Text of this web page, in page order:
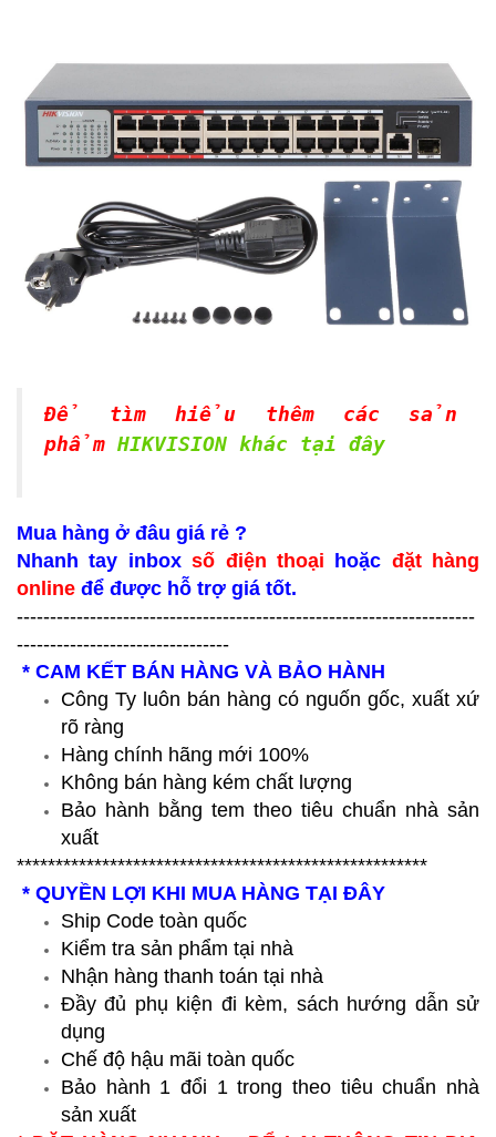
Để tìm hiểu thêm các sản
phẩm HIKVISION khác tại đây
Mua hàng ở đâu giá rẻ ?
Nhanh tay inboxsố điện thoại hoặc đặt hàng
online để được hỗ trợ giá tốt.
---------------------------------------------------------------------
--------------------------------
* CAM KẾT BÁN HÀNG VÀ BẢO HÀNH
Công Ty luôn bán hàng có nguốn gốc, xuất xứ
rõ ràng
Hàng chính hãng mới 100%
Không bán hàng kém chất lượng
Bảo hành bằng tem theo tiêu chuẩn nhà sản
xuất
*****************************************************
* QUYỀN LỢI KHI MUA HÀNG TẠI ĐÂY
Ship Code toàn quốc
Kiểm tra sản phẩm tại nhà
Nhận hàng thanh toán tại nhà
Đầy đủ phụ kiện đi kèm, sách hướng dẫn sử
dụng
Chế độ hậu mãi toàn quốc
Bảo hành 1 đổi 1 trong theo tiêu chuẩn nhà
sản xuất